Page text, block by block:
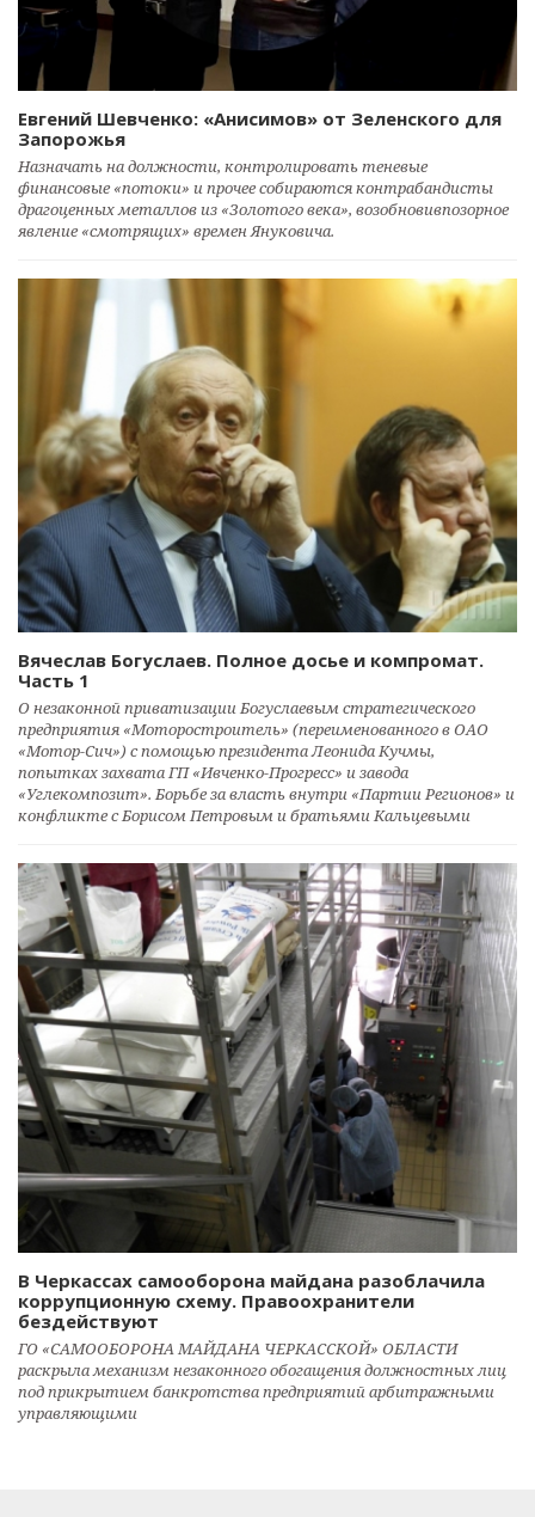
Евгений Шевченко: «Анисимов» от Зеленского для
Запорожья
Назначать на должности, контролировать теневые
финансовые «потоки» и прочее собираются контрабандисты
драгоценных металлов из «Золотого века», возобновивпозорное
явление «смотрящих» времен Януковича.
Вячеслав Богуслаев. Полное досье и компромат.
Часть 1
О незаконной приватизации Богуслаевым стратегического
предприятия «Моторостроитель» (переименованного в ОАО
«Мотор-Сич») с помощью президента Леонида Кучмы,
попытках захвата ГП «Ивченко-Прогресс» и завода
«Углекомпозит». Борьбе за власть внутри «Партии Регионов» и
конфликте с Борисом Петровым и братьями Кальцевыми
В Черкассах самооборона майдана разоблачила
коррупционную схему. Правоохранители
бездействуют
ГО «САМООБОРОНА МАЙДАНА ЧЕРКАССКОЙ» ОБЛАСТИ
раскрыла механизм незаконного обогащения должностных лиц
под прикрытием банкротства предприятий арбитражными
управляющими